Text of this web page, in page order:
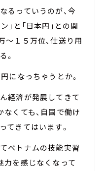
るっていうのが、今
」と「日本円」との関
～１５万位、仕送り用
。
になっちゃうとか。
経済が発展してきて
なくても、自国で働け
てきてはいます。
ベトナムの技能実習
力を感じなくなって